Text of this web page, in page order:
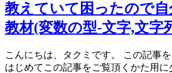
教えていて困ったので
教材(変数の型-文字,文字
こんにちは、タクミです。 この記事
はじめてこの記事をご覧頂くかた用に